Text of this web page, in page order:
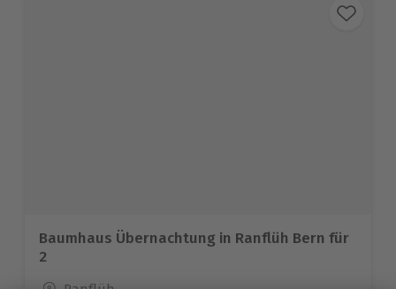
Baumhaus Übernachtung in Ranflüh Bern für
2